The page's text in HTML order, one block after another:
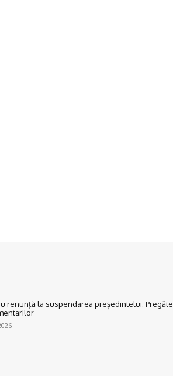
renunţă la suspendarea președintelui.